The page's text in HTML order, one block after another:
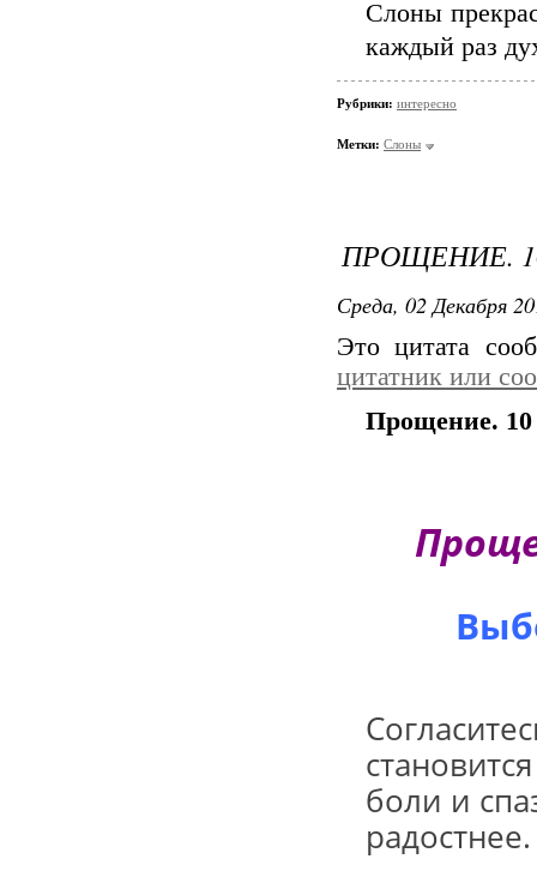
Слоны
каждый раз
Рубрики: интересно
Метки: Слоны
ПРОЩЕНИЕ.
Среда, 02 Декабря
Это цитата
цитатник или
Прощение.
боли и
радостнее.